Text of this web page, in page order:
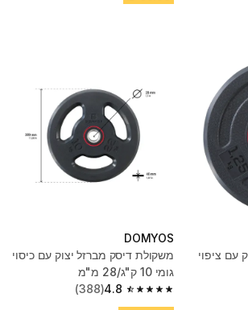
עם ציפוי
DOMYOS
משקולת דיסק מברזל יצוק עם כיסוי
גומי 10 ק"ג/28 מ"מ
4.8
4.8 out of 5 stars from 388 reviews
(388)